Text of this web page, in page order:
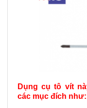
Dụng cụ tô vít
các mục đích như: